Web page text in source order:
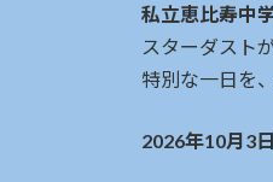
私立恵比寿中
スターダスト
特別な一日を
2026年10月3日